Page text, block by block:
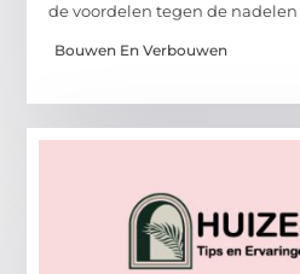
de voordelen tegen de nadelen
Bouwen En Verbouwen